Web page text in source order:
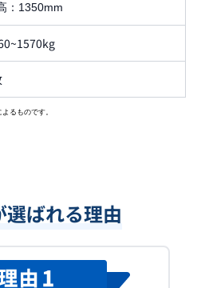
： 1350mm
るものです。
選ばれる理由